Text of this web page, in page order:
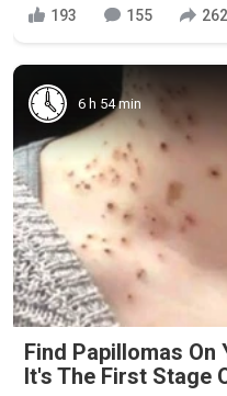
193 155 262
6 h 54 min
Find Papillomas On
It's The First Stage